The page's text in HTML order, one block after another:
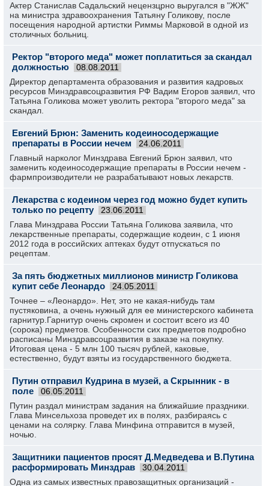
Актер Станислав Садальский нецензцрно выругался в "ЖЖ"
на министра здравоохранения Татьяну Голикову, после
посещения народной артистки Риммы Марковой в одной из
столичных больниц.
Ректор "второго меда" может поплатиться за скандал
должностью
08.08.2011
Директор департамента образования и развития кадровых
ресурсов Минздравсоцразвития РФ Вадим Егоров заявил, что
Татьяна Голикова может уволить ректора "второго меда" за
скандал.
Евгений Брюн: Заменить кодеиносодержащие
препараты в России нечем
24.06.2011
Главный нарколог Минздрава Евгений Брюн заявил, что
заменить кодеиносодержащие препараты в России нечем -
фармпроизводители не разрабатывают новых лекарств.
Лекарства с кодеином через год можно будет купить
только по рецепту
23.06.2011
Глава Минздрава России Татьяна Голикова заявила, что
лекарственные препараты, содержащие кодеин, с 1 июня
2012 года в российских аптеках будут отпускаться по
рецептам.
За пять бюджетных миллионов министр Голикова
купит себе Леонардо
24.05.2011
Точнее – «Леонардо». Нет, это не какая-нибудь там
пустяковина, а очень нужный для ее министерского кабинета
гарнитур.Гарнитур очень скромен и состоит всего из 40
(сорока) предметов. Особенности сих предметов подробно
расписаны Минздравсоцразвития в заказе на покупку.
Итоговая цена - 5 млн 100 тысяч рублей, каковые,
естественно, будут взяты из государственного бюджета.
Путин отправил Кудрина в музей, а Скрынник - в
поле
06.05.2011
Путин раздал министрам задания на ближайшие праздники.
Глава Минсельхоза проведет их в полях, разбираясь с
ценами на солярку. Глава Минфина отправится в музей,
ночью.
Защитники пациентов просят Д.Медведева и В.Путина
расформировать Минздрав
30.04.2011
Одна из самых известных правозащитных организаций -